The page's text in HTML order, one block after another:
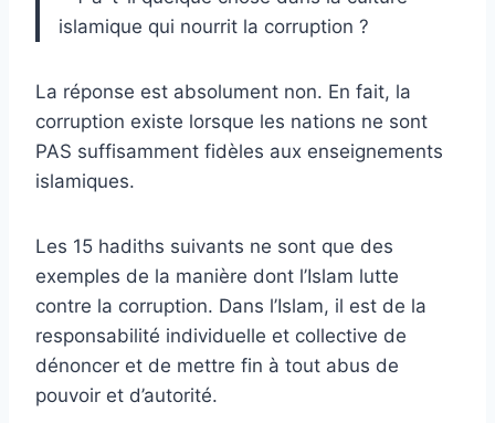
islamique qui nourrit la corruption ?
La réponse est absolument non. En fait, la
corruption existe lorsque les nations ne sont
PAS suffisamment fidèles aux enseignements
islamiques.
Les 15 hadiths suivants ne sont que des
exemples de la manière dont l’Islam lutte
contre la corruption. Dans l’Islam, il est de la
responsabilité individuelle et collective de
dénoncer et de mettre fin à tout abus de
pouvoir et d’autorité.